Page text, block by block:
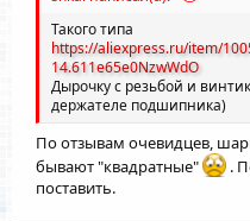
Такого типа
https://aliexpress.ru/item/
14.611e65e0NzwWdO
Дырочку с резьбой и
держателе подшипника)
По отзывам очевидцев,
бывают "квадратные"
.
поставить.